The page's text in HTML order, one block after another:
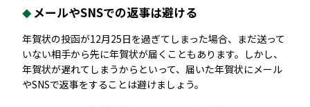
メールやSNSでの返事は避ける
年賀状の投函が12月25日を過ぎてしまった場合、まだ送って
いない相手から先に年賀状が届くこともあります。しかし、
年賀状が遅れてしまうからといって、届いた年賀状にメール
やSNSで返事をすることは避けましょう。